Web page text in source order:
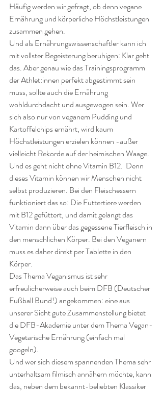
Häufig werden wir gefragt, ob denn vegane
Ernährung und körperliche Höchstleistungen
zusammen gehen.
Und als Ernährungswissenschaftler kann ich
mit vollster Begeisterung beruhigen: Klar geht
das. Aber genau wie das Trainingsprogramm
der Athlet:innen perfekt abgestimmt sein
muss, sollte auch die Ernährung
wohldurchdacht und ausgewogen sein. Wer
sich also nur von veganem Pudding und
Kartoffelchips ernährt, wird kaum
Höchstleistungen erzielen können -außer
vielleicht Rekorde auf der heimischen Waage.
Und es geht nicht ohne Vitamin B12.  Denn
dieses Vitamin können wir Menschen nicht
selbst produzieren. Bei den Fleischessern
funktioniert das so: Die Futtertiere werden
mit B12 gefüttert, und damit gelangt das
Vitamin dann über das gegessene Tierfleisch in
den menschlichen Körper. Bei den Veganern
muss es daher direkt per Tablette in den
Körper.
Das Thema Veganismus ist sehr
erfreulicherweise auch beim DFB (Deutscher
Fußball Bund!) angekommen: eine aus
unserer Sicht gute Zusammenstellung bietet
die DFB-Akademie unter dem Thema Vegan-
Vegetarische Ernährung (einfach mal
googeln).
Und wer sich diesem spannenden Thema sehr
unterhaltsam filmisch annähern möchte, kann
das, neben dem bekannt-beliebten Klassiker